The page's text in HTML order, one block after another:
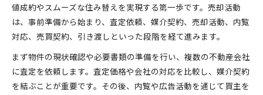
値成約やスムーズな住み替えを実現する第一歩です。売却活動
は、事前準備から始まり、査定依頼、媒介契約、売却活動、内覧
対応、売買契約、引き渡しといった段階を経て進みます。
まず物件の現状確認や必要書類の準備を行い、複数の不動産会社
に査定を依頼します。査定価格や会社の対応を比較し、媒介契約
を結ぶことが重要です。その後、内覧や広告活動を通じて買主を